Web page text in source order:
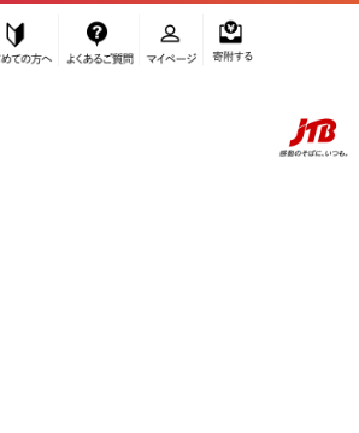
ふるぽ JTBのふるさと納税サイト